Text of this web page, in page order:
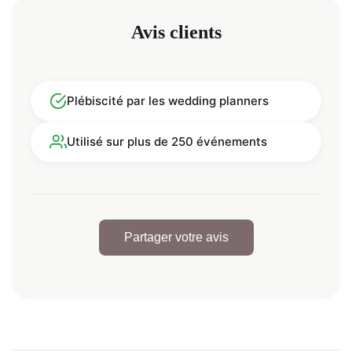
Avis clients
Plébiscité par les wedding planners
Utilisé sur plus de 250 événements
Partager votre avis